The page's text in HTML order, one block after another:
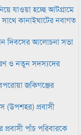
যাওয়া হচ্ছে আটগ্রামে
কানাইঘাটের নবাগত
দিবসের আলোচনা সভা
ও নতুন সদস্যদের
জকিগঞ্জের
(উপশহর) প্রবাসী
পাঁচ পরিবারকে